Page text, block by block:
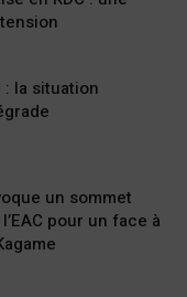
la situation
un sommet
pour un face à